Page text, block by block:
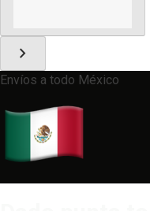
chevron_right
Envíos a todo México